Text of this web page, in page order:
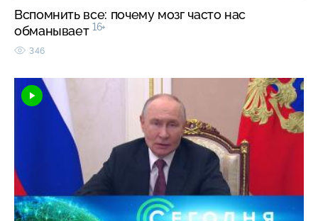
Вспомнить все: почему мозг часто нас
обманывает 16+
346